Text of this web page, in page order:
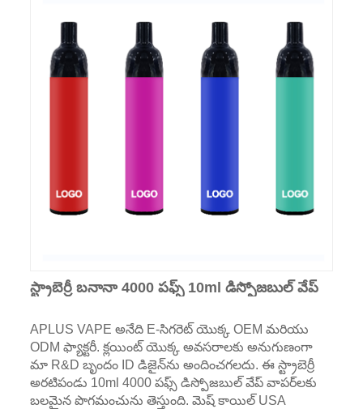
స్ట్రాబెర్రీ బనానా 4000 పఫ్స్ 10ml డిస్పోజబుల్ వేప్
APLUS VAPE అనేది E-సిగరెట్ యొక్క OEM మరియు
ODM ఫ్యాక్టరీ. క్లయింట్ యొక్క అవసరాలకు అనుగుణంగా
మా R&D బృందం ID డిజైన్‌ను అందించగలదు. ఈ స్ట్రాబెర్రీ
అరటిపండు 10ml 4000 పఫ్స్ డిస్పోజబుల్ వేప్ వాపర్‌లకు
బలమైన పొగమంచును తెస్తుంది. మెష్ కాయిల్ USA